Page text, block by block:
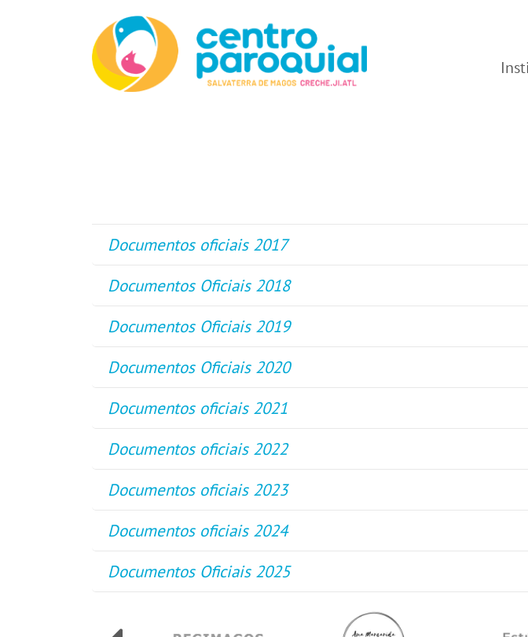
Documentos oficiais 2017
Documentos Oficiais 2018
Documentos Oficiais 2019
Documentos Oficiais 2020
Documentos oficiais 2021
Documentos oficiais 2022
Documentos oficiais 2023
Documentos oficiais 2024
Documentos Oficiais 2025